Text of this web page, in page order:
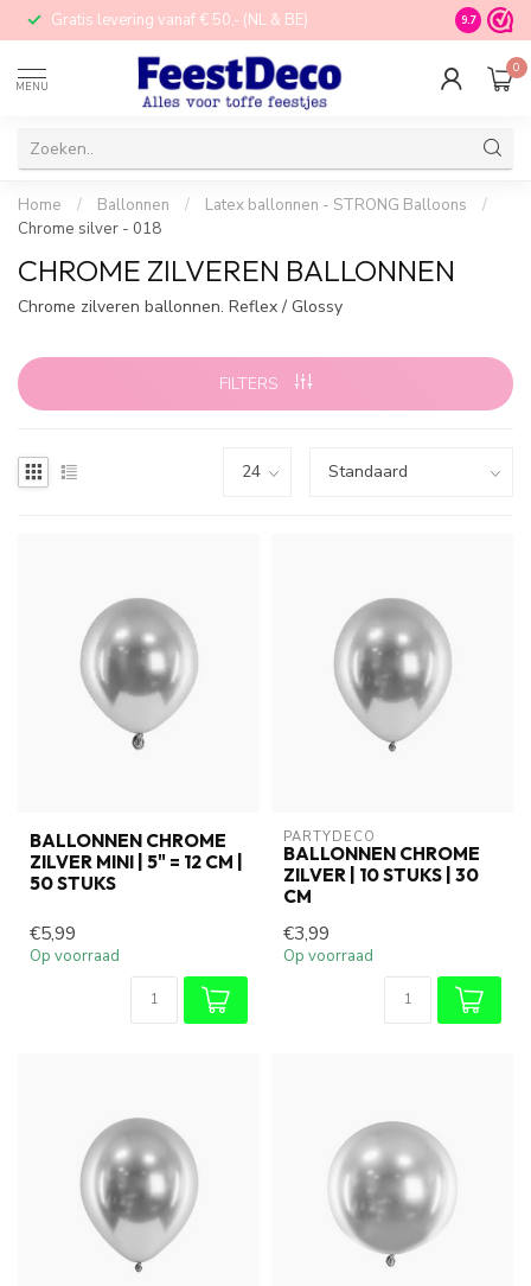
Gratis levering vanaf € 50,- (NL & BE) STORE in
9.7
MENU
0
Home / Ballonnen / Latex ballonnen - STRONG Balloons
/
Chrome silver - 018
CHROME ZILVEREN BALLONNEN
Chrome zilveren ballonnen. Reflex / Glossy
FILTERS
BALLONNEN CHROME
ZILVER MINI | 5" = 12 CM |
50 STUKS
€5,99
Op voorraad
PARTYDECO
BALLONNEN CHROME
ZILVER | 10 STUKS | 30
CM
€3,99
Op voorraad